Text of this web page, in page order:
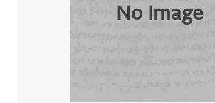
No Image